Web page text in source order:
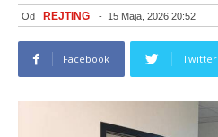
Od REJTING - 15 Maja, 2026 20:52
Facebook Twitter